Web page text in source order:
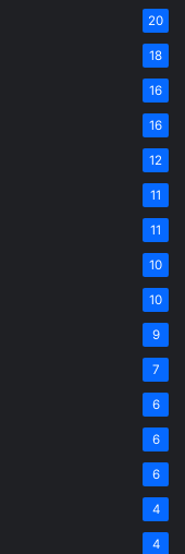
20
18
16
16
12
11
11
10
10
9
7
6
6
6
4
4